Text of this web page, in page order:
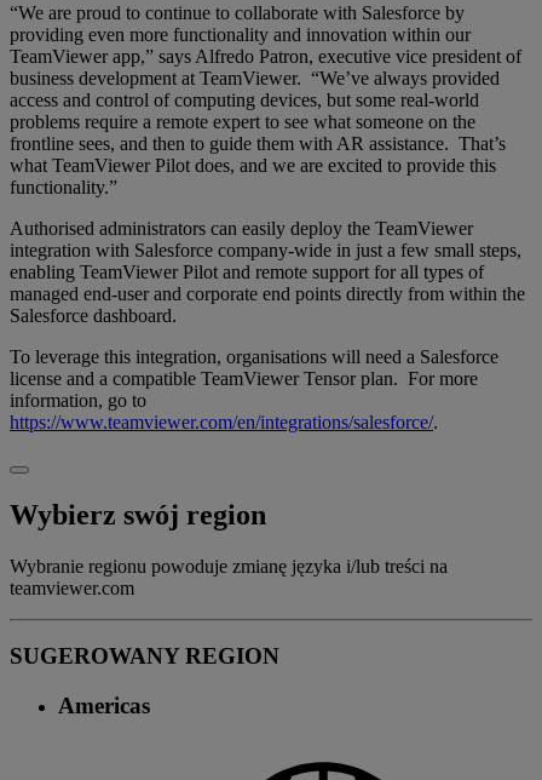
“We are proud to continue to collaborate with Salesforce by
providing even more functionality and innovation within our
TeamViewer app,” says Alfredo Patron, executive vice president of
business development at TeamViewer. “We’ve always provided
access and control of computing devices, but some real-world
problems require a remote expert to see what someone on the
frontline sees, and then to guide them with AR assistance. That’s
what TeamViewer Pilot does, and we are excited to provide this
functionality.”
Authorised administrators can easily deploy the TeamViewer
integration with Salesforce company-wide in just a few small steps,
enabling TeamViewer Pilot and remote support for all types of
managed end-user and corporate end points directly from within the
Salesforce dashboard.
To leverage this integration, organisations will need a Salesforce
license and a compatible TeamViewer Tensor plan. For more
information, go to
https://www.teamviewer.com/en/integrations/salesforce/.
Wybierz swój region
Wybranie regionu powoduje zmianę języka i/lub treści na
teamviewer.com
SUGEROWANY REGION
Americas